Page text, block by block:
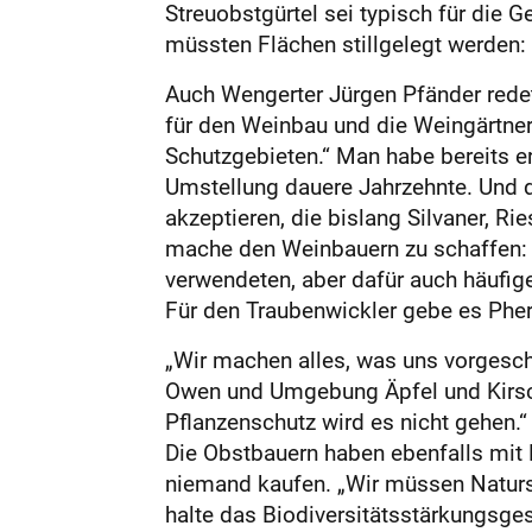
Streuobstgürtel sei typisch für die
müssten Flächen stillgelegt
Auch Wengerter Jürgen Pfänder
für den Weinbau und die
Schutzgebieten.“ Man habe bereits
Umstellung dauere Jahrzehnte.
akzeptieren, die bislang Silvaner,
mache den Weinbauern zu
verwendeten, aber dafür auch
Für den Traubenwickler gebe es
„Wir machen alles, was uns
Owen und Umgebung Äpfel und
Pflanzenschutz wird es nicht
Die Obstbauern haben ebenfalls
niemand kaufen. „Wir müssen
halte das